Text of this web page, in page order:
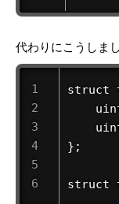
代わりにこうしまし
struct
};
struct